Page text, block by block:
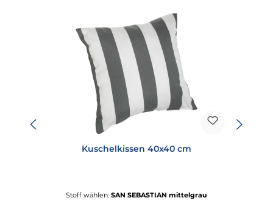
Kuschelkissen 40x40 cm
Stoff wählen: SAN SEBASTIAN mittelgrau